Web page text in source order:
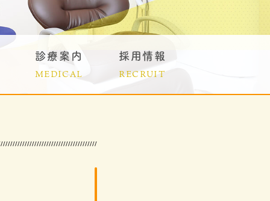
診療案内
MEDICAL
採用情報
RECRUIT